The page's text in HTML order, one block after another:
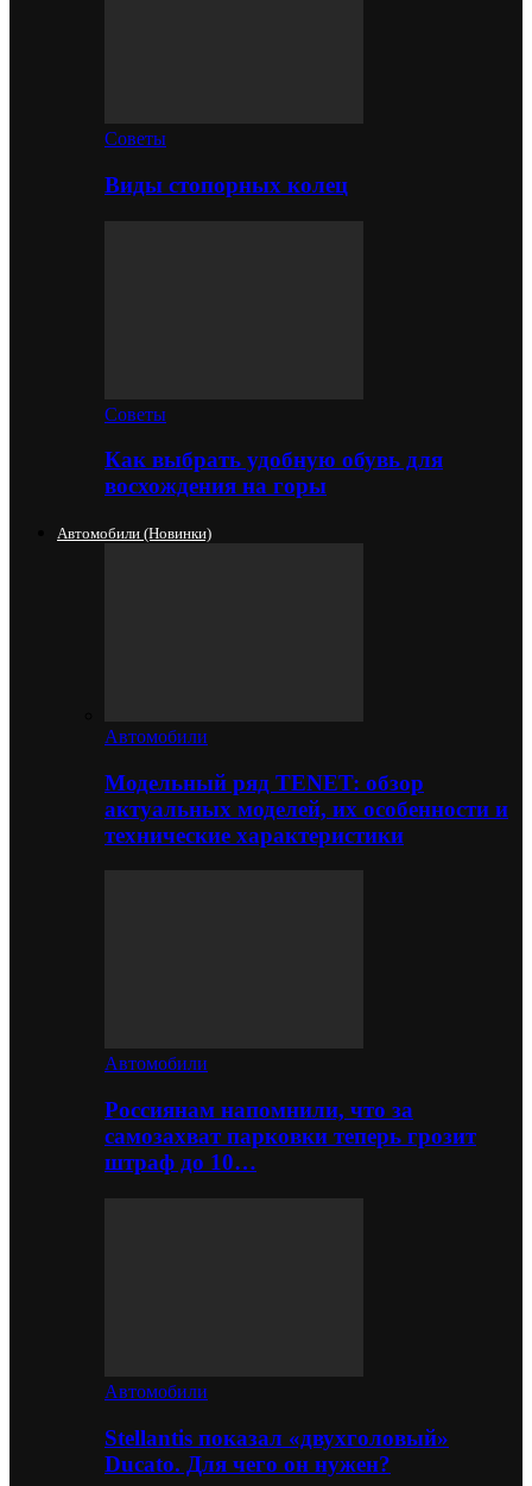
Советы
Виды стопорных колец
Советы
Как выбрать удобную обувь для
восхождения на горы
Автомобили (новинки)
Автомобили
Модельный ряд TENET: обзор
актуальных моделей, их особенности и
технические характеристики
Автомобили
Россиянам напомнили, что за
самозахват парковки теперь грозит
штраф до 10…
Автомобили
Stellantis показал «двухголовый»
Ducato. Для чего он нужен?